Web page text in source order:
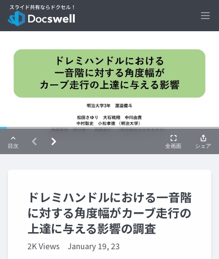
ドレミハンドルにおける一音階
に対する角度幅がカーブ走行の
上達に与える影響の調査
2K Views January 19, 23